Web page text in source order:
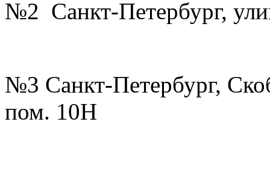
№2 Санкт-Петербург,
№3 Санкт-Петербург,
пом. 10Н